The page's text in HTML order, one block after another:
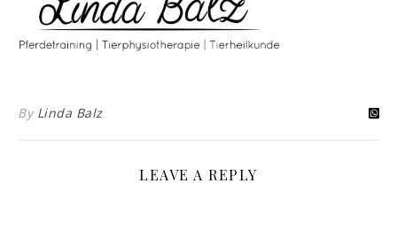
By Linda Balz
LEAVE A REPLY